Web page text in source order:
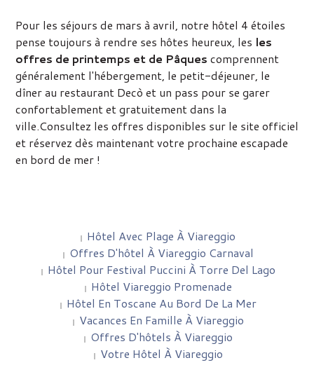
Pour les séjours de mars à avril, notre hôtel 4 étoiles
pense toujours à rendre ses hôtes heureux, les les
offres de printemps et de Pâques comprennent
généralement l'hébergement, le petit-déjeuner, le
dîner au restaurant Decò et un pass pour se garer
confortablement et gratuitement dans la
ville.Consultez les offres disponibles sur le site officiel
et réservez dès maintenant votre prochaine escapade
en bord de mer !
| Hôtel Avec Plage À Viareggio
| Offres D'hôtel À Viareggio Carnaval
| Hôtel Pour Festival Puccini À Torre Del Lago
| Hôtel Viareggio Promenade
| Hôtel En Toscane Au Bord De La Mer
| Vacances En Famille À Viareggio
| Offres D'hôtels À Viareggio
| Votre Hôtel À Viareggio